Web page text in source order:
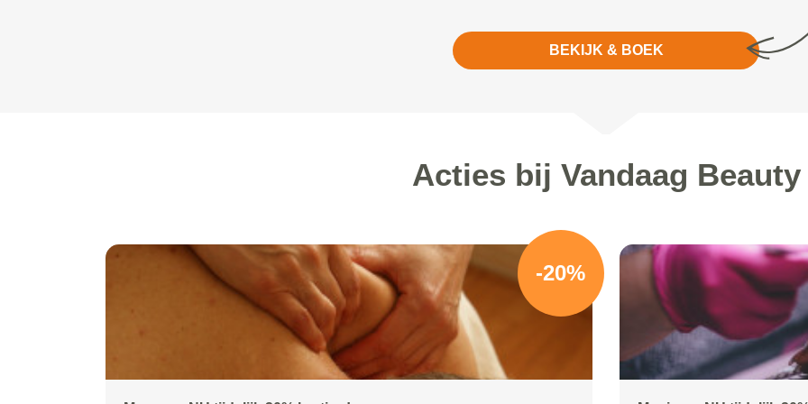
BEKIJK & BOEK
Acties bij Vandaag Beauty
-20%